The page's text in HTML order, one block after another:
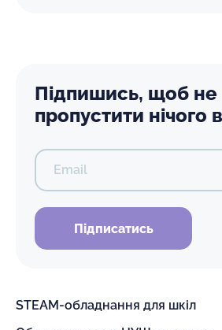
Підпишись, щоб не
пропустити нічого
Email
Підписатись
STEAM-обладнання для шкіл